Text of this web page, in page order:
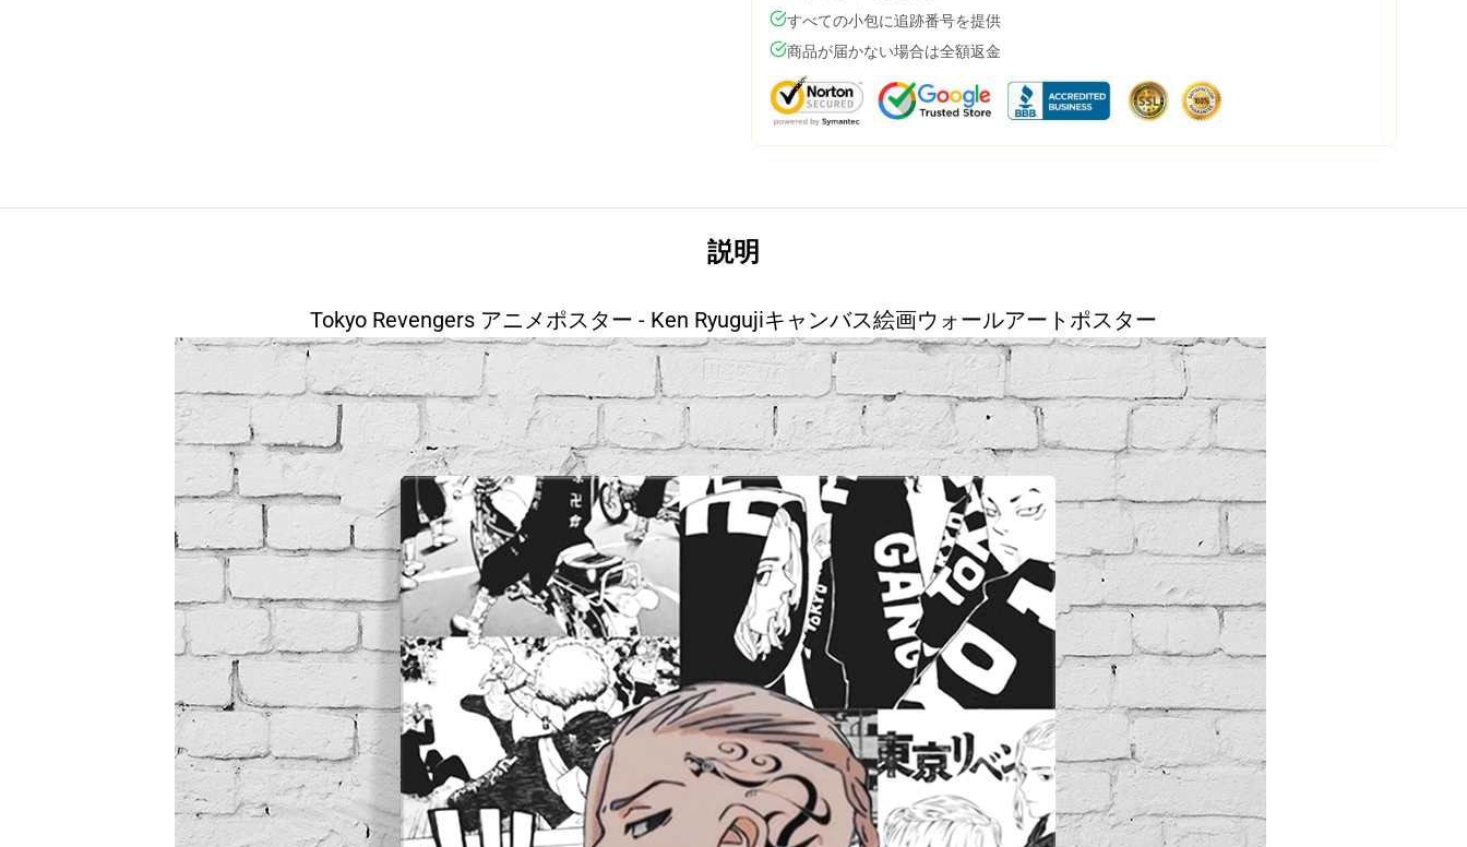
すべての小包に追跡番号を提供
商品が届かない場合は全額返金
説明
modname=area&peak=30 のTokyo Revengers アニメポスター - Ken Ryugujiキャンバス絵画ウォールアートポスター
modname=photographs&cols=1&colspace=10&rowspace=20&=alignheart